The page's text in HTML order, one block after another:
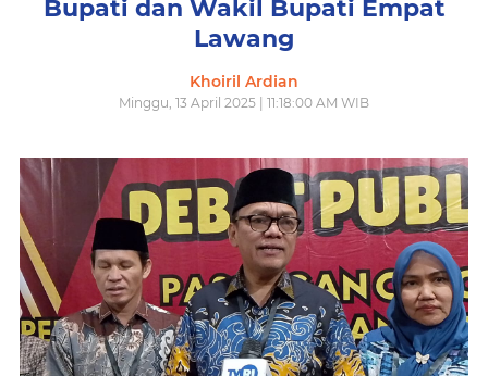
Bupati dan Wakil Bupati Empat
Lawang
Khoiril Ardian
Minggu, 13 April 2025 | 11:18:00 AM WIB